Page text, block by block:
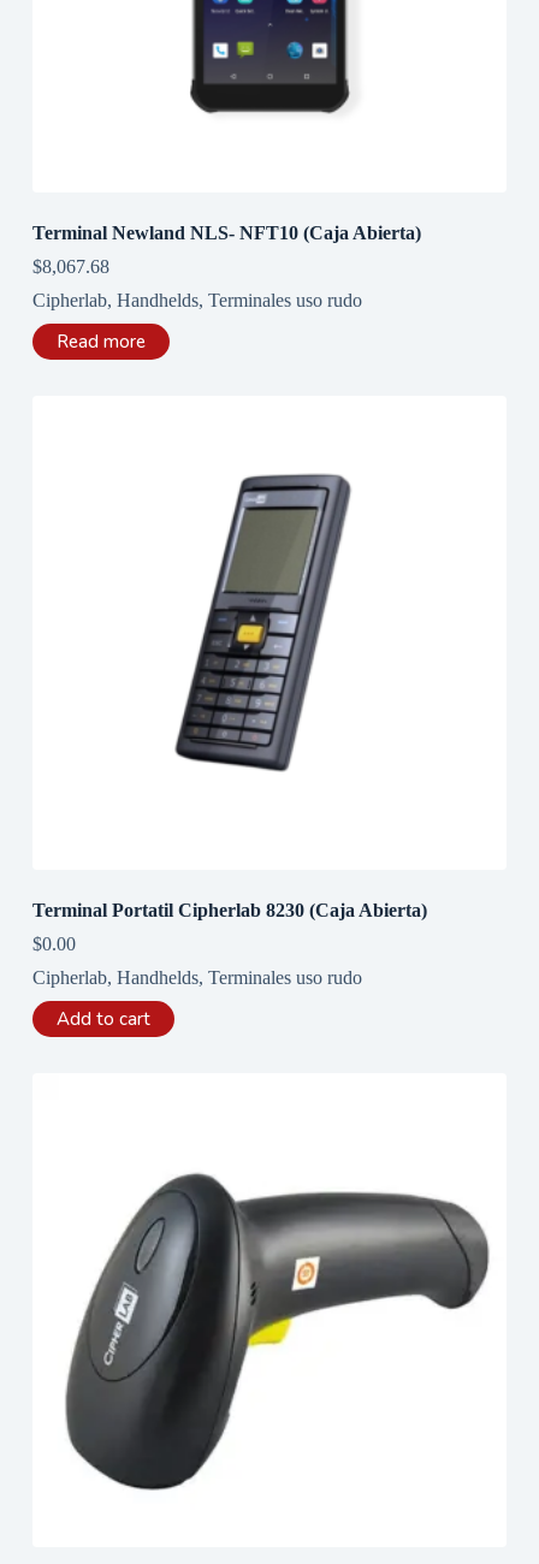
Terminal Newland NLS- NFT10 (Caja Abierta)
$8,067.68
Cipherlab, Handhelds, Terminales uso rudo
Read more
Terminal Portatil Cipherlab 8230 (Caja Abierta)
$0.00
Cipherlab, Handhelds, Terminales uso rudo
Add to cart